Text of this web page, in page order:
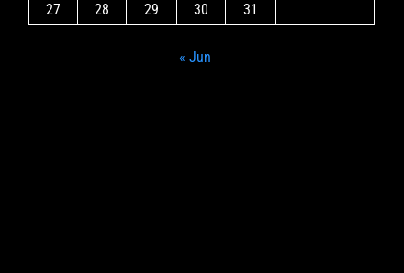
27
28 29 30 31
« Jun